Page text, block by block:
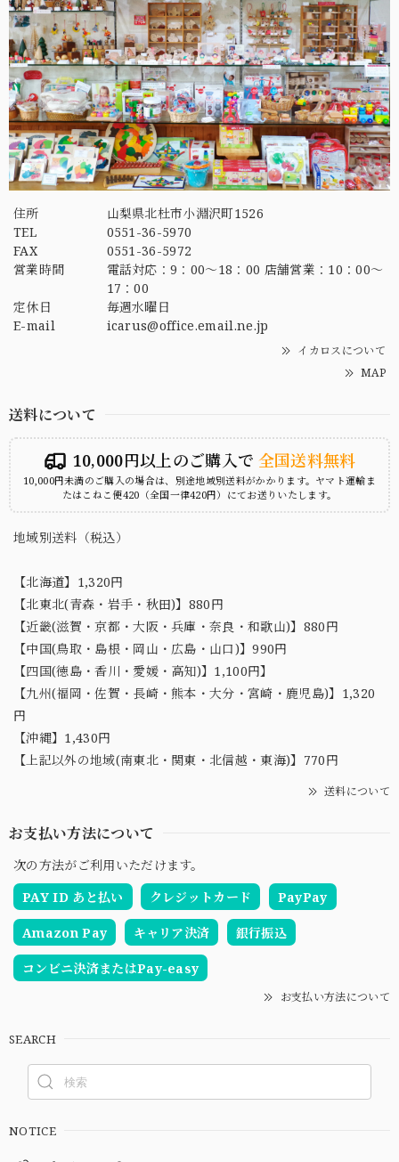
住所
山梨県北杜市小淵沢町1526
TEL
0551-36-5970
FAX
0551-36-5972
営業時間
電話対応：9：00～18：00 店舗営業：10：00～
17：00
定休日
毎週水曜日
E-mail
icarus@office.email.ne.jp
イカロスについて
MAP
送料について
10,000円以上のご購入で 全国送料無料
10,000円未満のご購入の場合は、別途地域別送料がかかります。ヤマト運輸ま
たはこねこ便420（全国一律420円）にてお送りいたします。
地域別送料（税込）
【北海道】1,320円
【北東北(青森・岩手・秋田)】880円
【近畿(滋賀・京都・大阪・兵庫・奈良・和歌山)】880円
【中国(鳥取・島根・岡山・広島・山口)】990円
【四国(徳島・香川・愛媛・高知)】1,100円】
【九州(福岡・佐賀・長崎・熊本・大分・宮崎・鹿児島)】1,320
円
【沖縄】1,430円
【上記以外の地域(南東北・関東・北信越・東海)】770円
送料について
お支払い方法について
次の方法がご利用いただけます。
PAY ID あと払い
クレジットカード PayPay
Amazon Pay キャリア決済 銀行振込
コンビニ決済またはPay-easy
お支払い方法について
SEARCH
NOTICE